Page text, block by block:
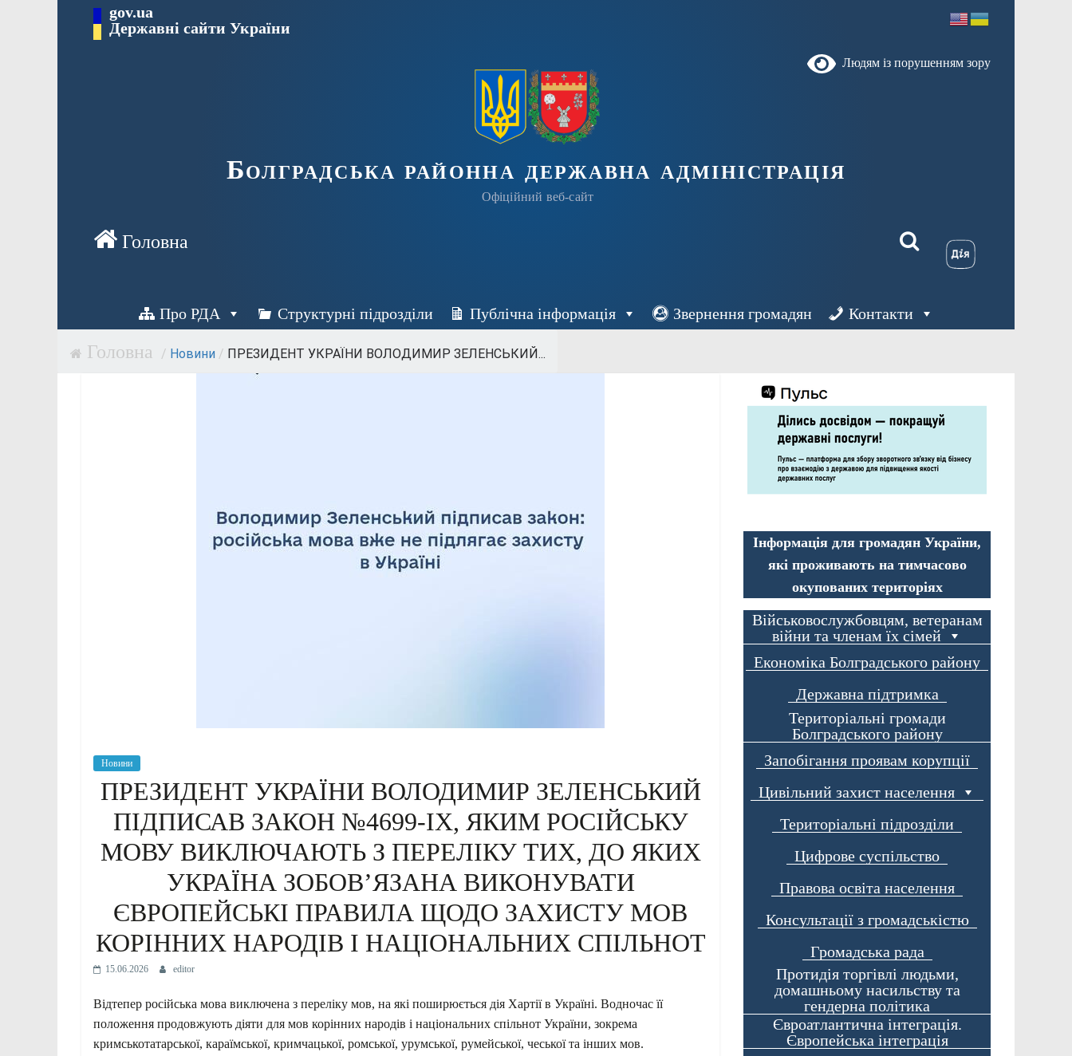
Перейти gov.ua
Державні сайти України
Людям із порушенням зору
Болградська районна державна адміністрація
Офіційний веб-сайт
Про РДА Структурні підрозділи Публічна інформація Звернення громадян Контакти
/ Новини / ПРЕЗИДЕНТ УКРАЇНИ ВОЛОДИМИР ЗЕЛЕНСЬКИЙ...
Новини
ПРЕЗИДЕНТ УКРАЇНИ ВОЛОДИМИР ЗЕЛЕНСЬКИЙ
ПІДПИСАВ ЗАКОН №4699-IX, ЯКИМ РОСІЙСЬКУ
МОВУ ВИКЛЮЧАЮТЬ З ПЕРЕЛІКУ ТИХ, ДО ЯКИХ
УКРАЇНА ЗОБОВ’ЯЗАНА ВИКОНУВАТИ
ЄВРОПЕЙСЬКІ ПРАВИЛА ЩОДО ЗАХИСТУ МОВ
КОРІННИХ НАРОДІВ І НАЦІОНАЛЬНИХ СПІЛЬНОТ
15.06.2026 editor
Відтепер російська мова виключена з переліку мов, на які поширюється дія Хартії в Україні. Водночас її
положення продовжують діяти для мов корінних народів і національних спільнот України, зокрема
кримськотатарської, караїмської, кримчацької, ромської, урумської, румейської, чеської та інших мов.
Інформація для громадян України,
які проживають на тимчасово
окупованих територіях
Військовослужбовцям, ветеранам
війни та членам їх сімей
Економіка Болградського району
Державна підтримка
Територіальні громади
Болградського району
Запобігання проявам корупції
Цивільний захист населення
Територіальні підрозділи
Цифрове суспільство
Правова освіта населення
Консультації з громадськістю
Громадська рада
Протидія торгівлі людьми,
домашньому насильству та
гендерна політика
Євроатлантична інтеграція.
Європейська інтеграція